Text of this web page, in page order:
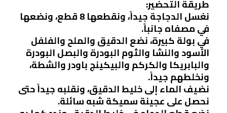
طريقة التحضير:
نغسل الدجاجة جيداً، ونقطعها 8 قطع، ونضعها
في مصفاه جانباً.
في بولة كبيرة، نضع الدقيق والملح والفلفل
الأسود والنشا والثوم البودرة والبصل البودرة
والبابريكا والكركم والبيكينج باودر والشطة،
ونخلطهم جيداً.
نضيف الماء إلى خليط الدقيق، ونقلبه جيداً حتى
نحصل على عجينة سميكة شبه سائلة.